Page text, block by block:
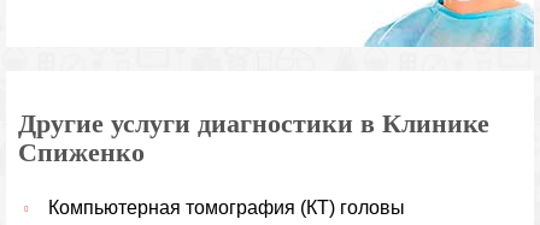
Другие услуги диагностики в Клинике
Спиженко
Компьютерная томография (КТ) головы